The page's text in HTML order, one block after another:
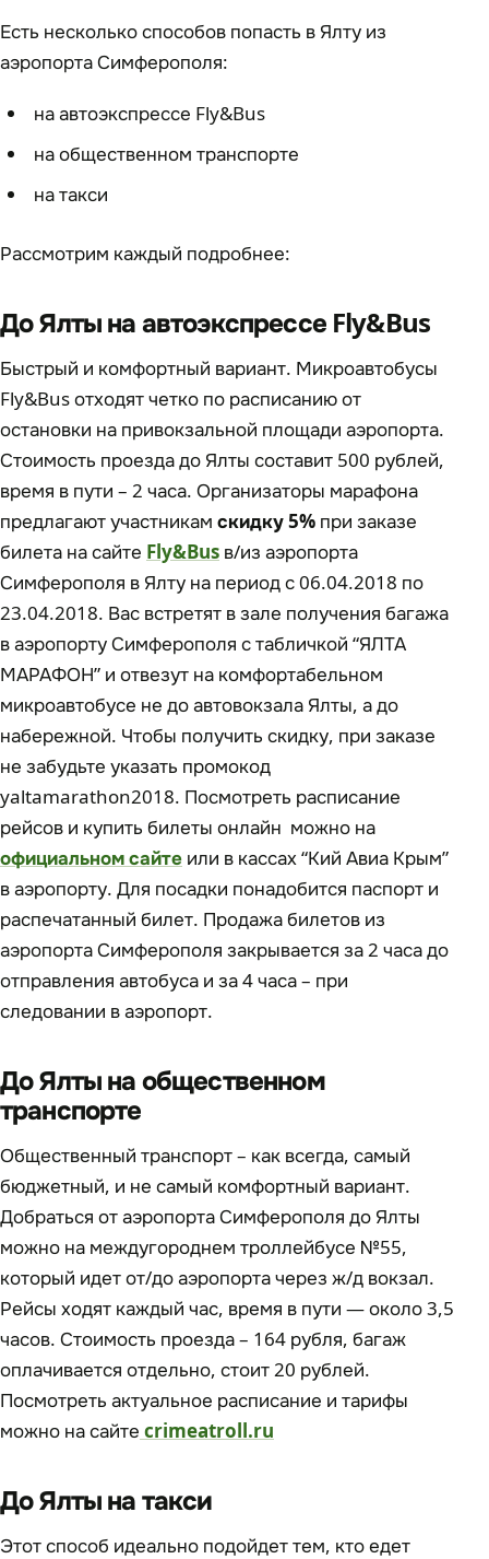
Есть несколько способов попасть в Ялту из
аэропорта Симферополя:
на автоэкспрессе Fly&Bus
на общественном транспорте
на такси
Рассмотрим каждый подробнее:
До Ялты на автоэкспрессе Fly&Bus
Быстрый и комфортный вариант. Микроавтобусы
Fly&Bus отходят четко по расписанию от
остановки на привокзальной площади аэропорта.
Стоимость проезда до Ялты составит 500 рублей,
время в пути – 2 часа. Организаторы марафона
предлагают участникам скидку 5% при заказе
билета на сайте Fly&Bus в/из аэропорта
Симферополя в Ялту на период с 06.04.2018 по
23.04.2018. Вас встретят в зале получения багажа
в аэропорту Симферополя с табличкой “ЯЛТА
МАРАФОН” и отвезут на комфортабельном
микроавтобусе не до автовокзала Ялты, а до
набережной. Чтобы получить скидку, при заказе
не забудьте указать промокод
yaltamarathon2018. Посмотреть расписание
рейсов и купить билеты онлайн можно на
официальном сайте или в кассах “Кий Авиа Крым”
в аэропорту. Для посадки понадобится паспорт и
распечатанный билет. Продажа билетов из
аэропорта Симферополя закрывается за 2 часа до
отправления автобуса и за 4 часа – при
следовании в аэропорт.
До Ялты на общественном
транспорте
Общественный транспорт – как всегда, самый
бюджетный, и не самый комфортный вариант.
Добраться от аэропорта Симферополя до Ялты
можно на междугороднем троллейбусе №55,
который идет от/до аэропорта через ж/д вокзал.
Рейсы ходят каждый час, время в пути — около 3,5
часов. Стоимость проезда – 164 рубля, багаж
оплачивается отдельно, стоит 20 рублей.
Посмотреть актуальное расписание и тарифы
можно на сайте crimeatroll.ru
До Ялты на такси
Этот способ идеально подойдет тем, кто едет